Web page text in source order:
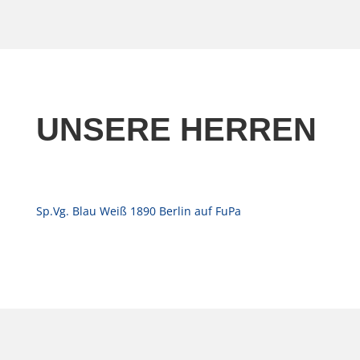
UNSERE HERREN
Sp.Vg. Blau Weiß 1890 Berlin auf FuPa